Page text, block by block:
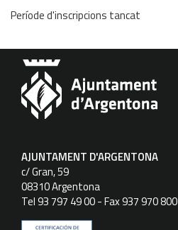
Període d'inscripcions tancat
AJUNTAMENT D'ARGENTONA
c/ Gran, 59
08310 Argentona
Tel 93 797 49 00 - Fax 937 970 800